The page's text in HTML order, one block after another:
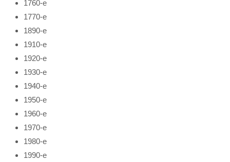
1760-е
1770-е
1890-е
1910-е
1920-е
1930-е
1940-е
1950-е
1960-е
1970-е
1980-е
1990-е